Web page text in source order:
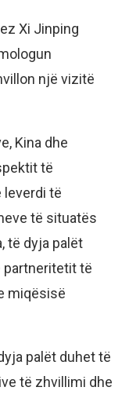
Xi Jinping
një vizitë
Kina dhe
të
leverdi të
të situatës
të dyja palët
partneritetit të
miqësisë
palët duhet të
të zhvillimi dhe